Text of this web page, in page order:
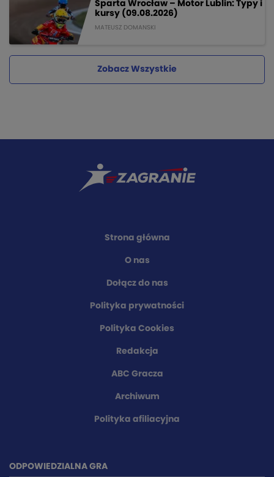
Sparta Wrocław – Motor Lublin: Typy i
kursy (09.08.2026)
MATEUSZ DOMANSKI
Zobacz Wszystkie
Strona główna
O nas
Dołącz do nas
Polityka prywatności
Polityka Cookies
Redakcja
ABC Gracza
Archiwum
Polityka afiliacyjna
ODPOWIEDZIALNA GRA